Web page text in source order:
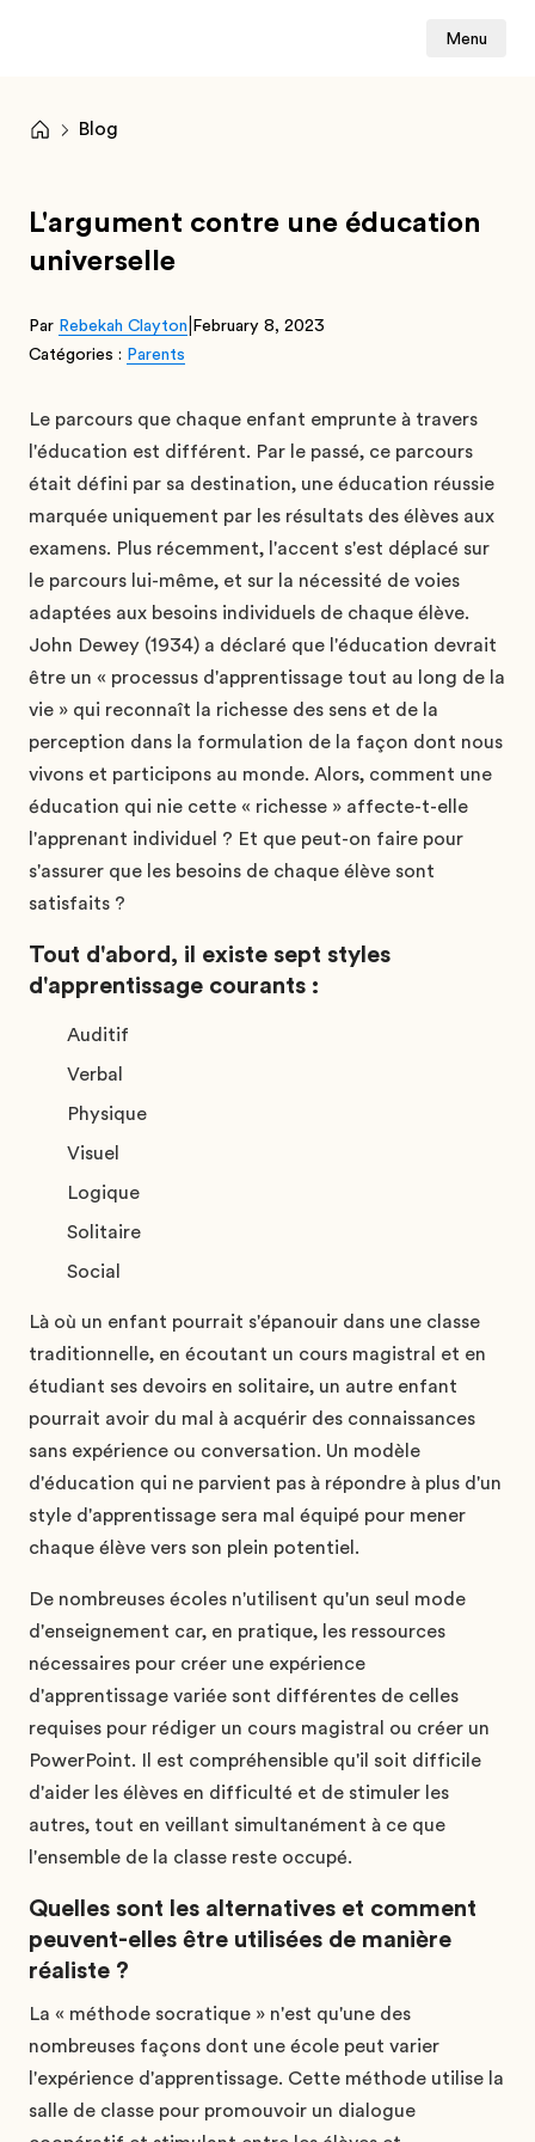
Menu
Blog
L'argument contre une éducation
universelle
Par Rebekah Clayton February 8, 2023
Catégories : Parents
Le parcours que chaque enfant emprunte à travers
l'éducation est différent. Par le passé, ce parcours
était défini par sa destination, une éducation réussie
marquée uniquement par les résultats des élèves aux
examens. Plus récemment, l'accent s'est déplacé sur
le parcours lui-même, et sur la nécessité de voies
adaptées aux besoins individuels de chaque élève.
John Dewey (1934) a déclaré que l'éducation devrait
être un « processus d'apprentissage tout au long de la
vie » qui reconnaît la richesse des sens et de la
perception dans la formulation de la façon dont nous
vivons et participons au monde. Alors, comment une
éducation qui nie cette « richesse » affecte-t-elle
l'apprenant individuel ? Et que peut-on faire pour
s'assurer que les besoins de chaque élève sont
satisfaits ?
Tout d'abord, il existe sept styles
d'apprentissage courants :
Auditif
Verbal
Physique
Visuel
Logique
Solitaire
Social
Là où un enfant pourrait s'épanouir dans une classe
traditionnelle, en écoutant un cours magistral et en
étudiant ses devoirs en solitaire, un autre enfant
pourrait avoir du mal à acquérir des connaissances
sans expérience ou conversation. Un modèle
d'éducation qui ne parvient pas à répondre à plus d'un
style d'apprentissage sera mal équipé pour mener
chaque élève vers son plein potentiel.
De nombreuses écoles n'utilisent qu'un seul mode
d'enseignement car, en pratique, les ressources
nécessaires pour créer une expérience
d'apprentissage variée sont différentes de celles
requises pour rédiger un cours magistral ou créer un
PowerPoint. Il est compréhensible qu'il soit difficile
d'aider les élèves en difficulté et de stimuler les
autres, tout en veillant simultanément à ce que
l'ensemble de la classe reste occupé.
Quelles sont les alternatives et comment
peuvent-elles être utilisées de manière
réaliste ?
La « méthode socratique » n'est qu'une des
nombreuses façons dont une école peut varier
l'expérience d'apprentissage. Cette méthode utilise la
salle de classe pour promouvoir un dialogue